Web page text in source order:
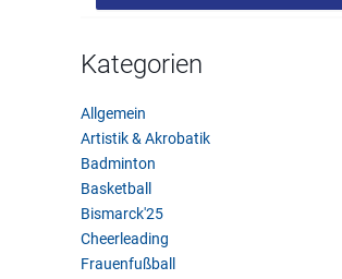
Kategorien
Allgemein
Artistik & Akrobatik
Badminton
Basketball
Bismarck'25
Cheerleading
Frauenfußball